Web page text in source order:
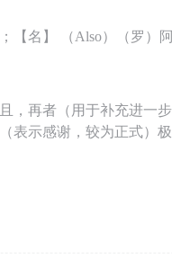
【名】 （Also）（罗）
，再者（用于补充进一
表示感谢，较为正式）极